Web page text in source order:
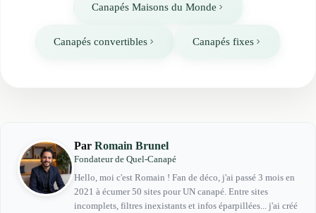
Canapés Maisons du Monde
Canapés convertibles Canapés fixes
Par Romain Brunel
Fondateur de Quel-Canapé
Hello, moi c'est Romain ! Fan de déco, j'ai passé 3 mois en
2021 à écumer 50 sites pour UN canapé. Entre sites
incomplets, filtres inexistants et infos éparpillées... j'ai créé